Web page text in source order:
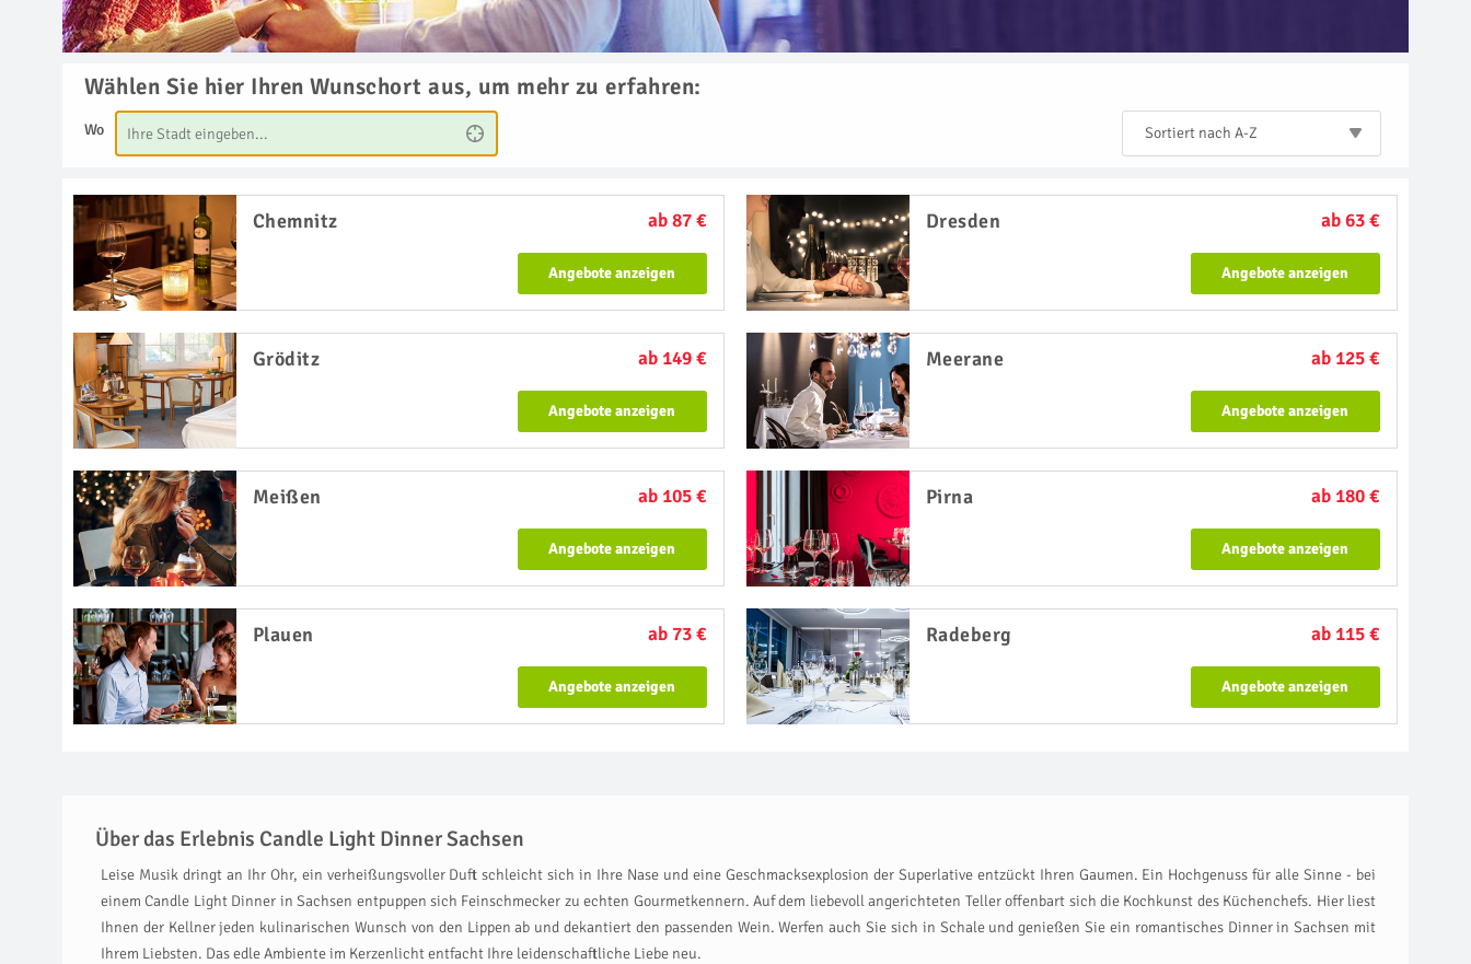
Wählen Sie hier Ihren Wunschort aus, um mehr zu erfahren:
Wo Sortiert nach A-Z
Chemnitz ab 87 €
Angebote anzeigen
Dresden ab 63 €
Angebote anzeigen
Gröditz ab 149 €
Angebote anzeigen
Meerane ab 125 €
Angebote anzeigen
Meißen ab 105 €
Angebote anzeigen
Pirna ab 180 €
Angebote anzeigen
Plauen ab 73 €
Angebote anzeigen
Radeberg ab 115 €
Angebote anzeigen
Über das Erlebnis Candle Light Dinner Sachsen
Leise Musik dringt an Ihr Ohr, ein verheißungsvoller Duft schleicht sich in Ihre Nase und eine Geschmacksexplosion der Superlative entzückt Ihren Gaumen. Ein Hochgenuss für alle Sinne - bei
einem Candle Light Dinner in Sachsen entpuppen sich Feinschmecker zu echten Gourmetkennern. Auf dem liebevoll angerichteten Teller offenbart sich die Kochkunst des Küchenchefs. Hier liest
Ihnen der Kellner jeden kulinarischen Wunsch von den Lippen ab und dekantiert den passenden Wein. Werfen auch Sie sich in Schale und genießen Sie ein romantisches Dinner in Sachsen mit
Ihrem Liebsten. Das edle Ambiente im Kerzenlicht entfacht Ihre leidenschaftliche Liebe neu.